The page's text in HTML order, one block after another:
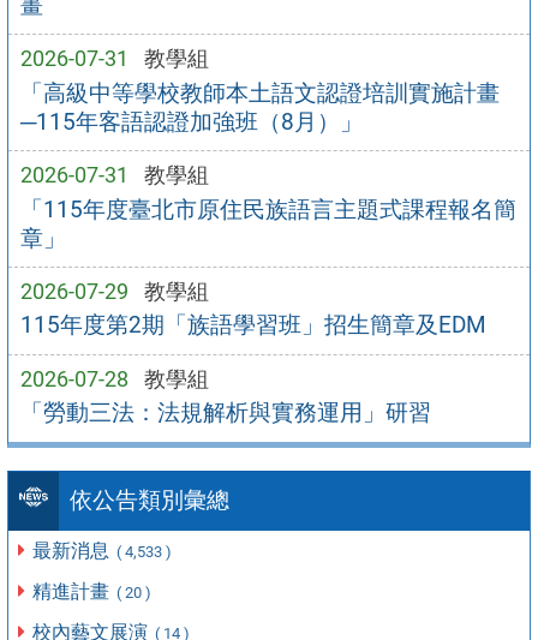
2026-07-31 教學組
「高級中等學校教師本土語文認證培訓實施計畫
─115年客語認證加強班（8月）」
2026-07-31 教學組
「115年度臺北市原住民族語言主題式課程報名簡
章」
2026-07-29 教學組
115年度第2期「族語學習班」招生簡章及EDM
2026-07-28 教學組
「勞動三法：法規解析與實務運用」研習
依公告類別彙總
最新消息 ( 4,533 )
精進計畫 ( 20 )
校內藝文展演 ( 14 )